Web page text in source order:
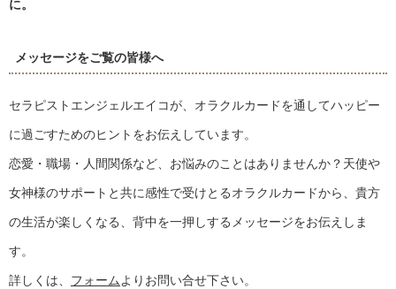
に。
メッセージをご覧の皆様へ
セラピストエンジェルエイコが、オラクルカードを通してハッピー
に過ごすためのヒントをお伝えしています。
恋愛・職場・人間関係など、お悩みのことはありませんか？天使や
女神様のサポートと共に感性で受けとるオラクルカードから、貴方
の生活が楽しくなる、背中を一押しするメッセージをお伝えしま
す。
詳しくは、 フォーム よりお問い合せ下さい。